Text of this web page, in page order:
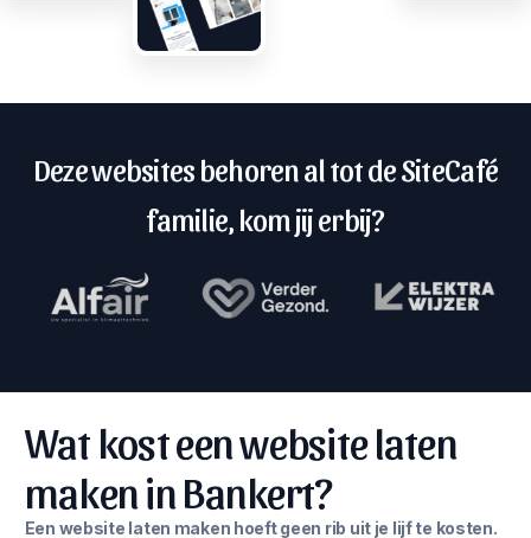
Deze websites behoren al tot de SiteCafé
familie, kom jij erbij?
Wat kost een website laten
maken in Bankert?
Een website laten maken hoeft geen rib uit je lijf te kosten.